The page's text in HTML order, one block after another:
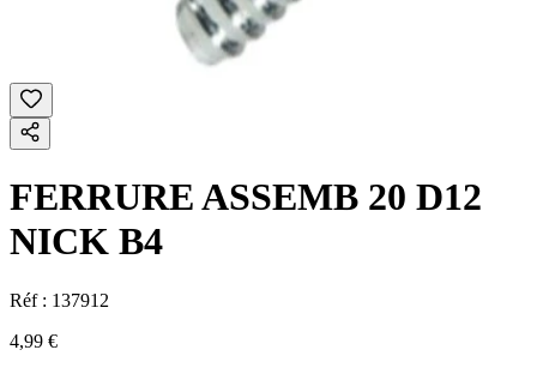
FERRURE ASSEMB 20 D12
NICK B4
Réf : 137912
4,99 €